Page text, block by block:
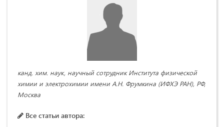
канд. хим. наук, научный сотрудник Института физической
химии и электрохимии имени А.Н. Фрумкина (ИФХЭ РАН), РФ,
Москва
Все статьи автора: